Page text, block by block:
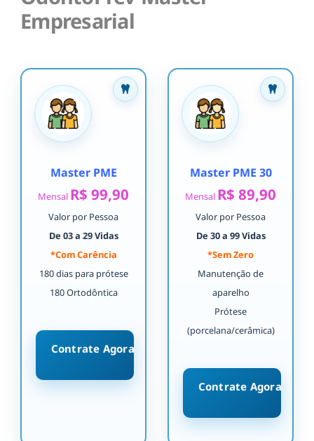
Empresarial
Master PME
Mensal R$ 99,90
Valor por Pessoa
De 03 a 29 Vidas
*Com Carência
180 dias para prótese
180 Ortodôntica
Contrate Agora
Master PME 30
Mensal R$ 89,90
Valor por Pessoa
De 30 a 99 Vidas
*Sem Zero
Manutenção de
aparelho
Prótese
(porcelana/cerâmica)
Contrate Agora